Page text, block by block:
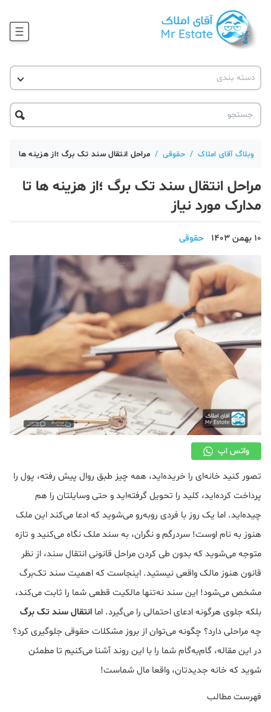
آموزش املاک
حقوقی
آکادمی
دسته بندی
آقای مشاور املاک
آکادمی آقای املاک
آموزش املاک
آموزش پلتفرم آقای املاک
تحلیل مسکن
دکوراسیون
صنعت ساختمان
محله گردی
معماری
ملکی
همایش و نمایشگاه
وبلاگ آقای املاک / حقوقی / مراحل انتقال سند تک برگ ؛از هزینه ها تا
مراحل انتقال سند تک برگ ؛از هزینه ها تا
مدارک مورد نیاز
10 بهمن 1403 حقوقی
واتس اپ
تصور کنید خانه‌ای را خریده‌اید، همه چیز طبق روال پیش رفته، پول را
پرداخت کرده‌اید، کلید را تحویل گرفته‌اید و حتی وسایلتان را هم
چیده‌اید. اما یک روز با فردی روبه‌رو می‌شوید که ادعا می‌کند این ملک
هنوز به نام اوست! سردرگم و نگران، به سند ملک نگاه می‌کنید و تازه
متوجه می‌شوید که بدون طی کردن مراحل قانونی انتقال سند، از نظر
قانون هنوز مالک واقعی نیستید. اینجاست که اهمیت سند تک‌برگ
مشخص می‌شود! این سند نه‌تنها مالکیت قطعی شما را ثابت می‌کند،
بلکه جلوی هرگونه ادعای احتمالی را می‌گیرد. اما انتقال سند تک‌ برگ
چه مراحلی دارد؟ چگونه می‌توان از بروز مشکلات حقوقی جلوگیری کرد؟
در این مقاله، گام‌به‌گام شما را با این روند آشنا می‌کنیم تا مطمئن
شوید که خانه جدیدتان، واقعا مال شماست!
فهرست مطالب